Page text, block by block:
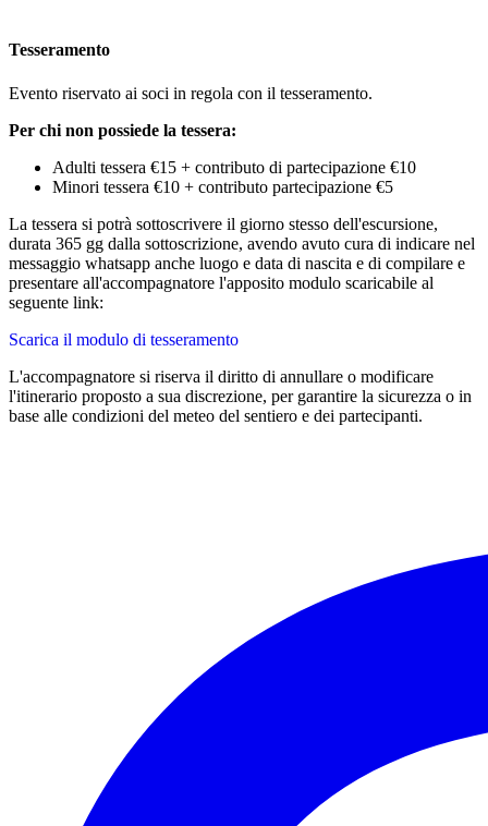
Tesseramento
Evento riservato ai soci in regola con il tesseramento.
Per chi non possiede la tessera:
Adulti tessera €15 + contributo di partecipazione €10
Minori tessera €10 + contributo partecipazione €5
La tessera si potrà sottoscrivere il giorno stesso dell'escursione,
durata 365 gg dalla sottoscrizione, avendo avuto cura di indicare nel
messaggio whatsapp anche luogo e data di nascita e di compilare e
presentare all'accompagnatore l'apposito modulo scaricabile al
seguente link:
Scarica il modulo di tesseramento
L'accompagnatore si riserva il diritto di annullare o modificare
l'itinerario proposto a sua discrezione, per garantire la sicurezza o in
base alle condizioni del meteo del sentiero e dei partecipanti.